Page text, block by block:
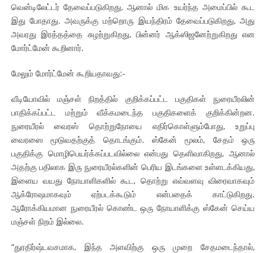
வென்டிலேட்டர் தேவைப்படுகிறது, ஆனால் மிக உயர்ந்த அமைப்பில் கூட
இது போதாது. அவருக்கு மற்றொரு இயந்திரம் தேவைப்படுகிறது, அது
அவரது இரத்தத்தை சுழற்றுகிறது, பின்னர் ஆக்ஸிஜனேற்றுகிறது என
மோர்ட்மேன் கூறினார்.
மேலும் மோர்ட்மேன் கூறியதாவது:-
வீடியோவில் மஞ்சள் நிறத்தில் குறிக்கப்பட்ட பகுதிகள் நுரையீரலின்
பாதிக்கப்பட்ட மற்றும் வீக்கமடைந்த பகுதிகளைக் குறிக்கின்றன.
நுரையீரல் வைரஸ் தொற்றுநோயை எதிர்கொள்ளும்போது, உறுப்பு
வைரஸை மூடுவதற்குத் தொடங்கும். ஸ்கேன் மூலம், சேதம் ஒரு
பகுதிக்கு மொழிபெயர்க்கப்படவில்லை என்பது தெளிவாகிறது, ஆனால்
அதற்கு பதிலாக இரு நுரையீரல்களின் பெரிய இடங்களை உள்ளடக்கியது,
இளைய வயது நோயாளிகளில் கூட, தொற்று எவ்வளவு விரைவாகவும்
ஆக்ரோஷமாகவும் ஏற்படக்கூடும் என்பதைக் காட்டுகிறது.
ஆரோக்கியமான நுரையீரல் கொண்ட ஒரு நோயாளிக்கு ஸ்கேன் செய்ய
மஞ்சள் நிறம் இல்லை.
“துரதிர்ஷ்டவசமாக, இந்த அளவிற்கு ஒரு முறை சேதமடைந்தால்,